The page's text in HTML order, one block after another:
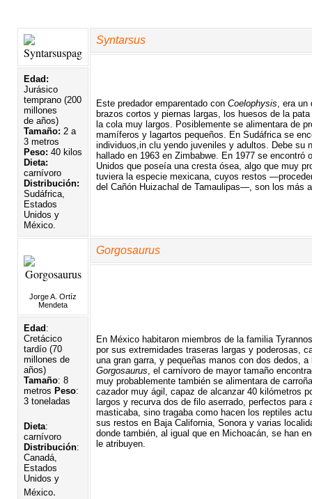
Syntarsus
Este predador emparentado con Coelophysis , era
brazos cortos y piernas largas, los huesos de la
la cola muy largos. Posiblemente se alimentara de
mamíferos y lagartos pequeños. En Sudáfrica se
individuos,in clu yendo juveniles y adultos. Debe su
hallado en 1963 en Zimbabwe. En 1977 se encontró
Unidos que poseía una cresta ósea, algo que muy
tuviera la especie mexicana, cuyos restos
del Cañón Huizachal de Tamaulipas—, son los más
Edad:
Jurásico
temprano (200
millones
de años)
Tamaño: 2 a
3 metros
Peso: 40 kilos
Dieta:
carnívoro
Distribución:
Sudáfrica,
Estados
Unidos y
México.
Jorge A. Ortíz
Mendeta
Gorgosaurus
En México habitaron miembros de la familia
por sus extremidades traseras largas y poderosas,
una gran garra, y pequeñas manos con dos dedos,
Gorgosaurus , el carnívoro de mayor tamaño
muy probablemente también se alimentara de
cazador muy ágil, capaz de alcanzar 40 kilómetros
largos y recurva dos de filo aserrado, perfectos para
masticaba, sino tragaba como hacen los reptiles
sus restos en Baja California, Sonora y varias
donde también, al igual que en Michoacán, se han
le atribuyen.
Edad :
Cretácico
tardío (70
millones de
años)
Tamaño: 8
metros Peso:
3 toneladas
Dieta:
carnívoro
Distribución:
Canadá,
Estados
Unidos y
México.